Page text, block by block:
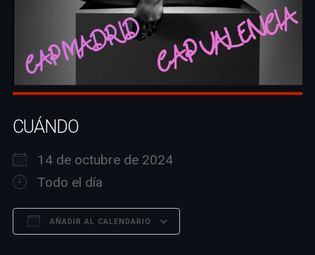
CUÁNDO
14 de octubre de 2024
Todo el día
AÑADIR AL CALENDARIO